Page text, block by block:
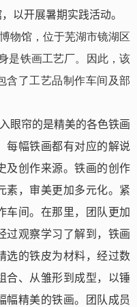
以开展暑期实践活动。
物馆，位于芜湖市镜湖区
是铁画工艺厂。因此，该
含了工艺品制作车间及部
眼帘的是精美的各色铁画
每幅铁画都有对应的解说
及创作来源。铁画的创作
素，审美更加多元化。紧
车间。在那里，团队更加
过观察学习 了解到 ，铁画
选的铁皮为材料，经过数
合、从雏形到成型，以锤
幅精美的铁画。团队成员